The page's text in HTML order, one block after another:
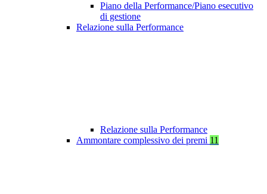
Piano della Performance/Piano esecutivo
di gestione
Relazione sulla Performance
Relazione sulla Performance
Ammontare complessivo dei premi 11